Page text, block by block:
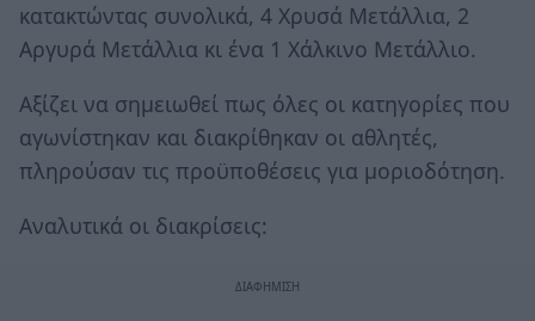
κατακτώντας συνολικά, 4 Χρυσά Μετάλλια, 2
Αργυρά Μετάλλια κι ένα 1 Χάλκινο Μετάλλιο.
Αξίζει να σημειωθεί πως όλες οι κατηγορίες που
αγωνίστηκαν και διακρίθηκαν οι αθλητές,
πληρούσαν τις προϋποθέσεις για μοριοδότηση.
Αναλυτικά οι διακρίσεις: